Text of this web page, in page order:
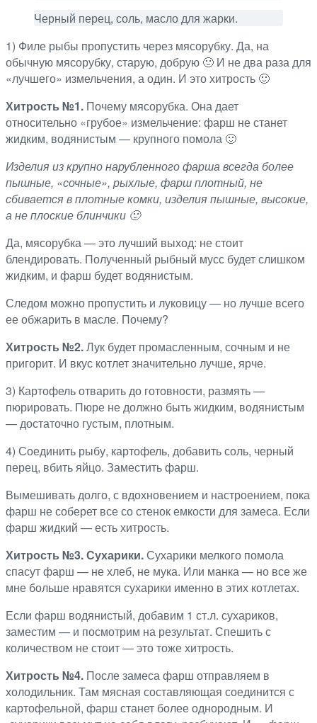
Черный перец, соль, масло для жарки.
1) Филе рыбы пропустить через мясорубку. Да, на
обычную мясорубку, старую, добрую 🙂 И не два раза для
«лучшего» измельчения, а один. И это хитрость 🙂
Хитрость №1. Почему мясорубка. Она дает
относительно «грубое» измельчение: фарш не станет
жидким, водянистым — крупного помола 🙂
Изделия из крупно нарубленного фарша всегда более
пышные, «сочные», рыхлые, фарш плотный, не
сбивается в плотные комки, изделия пышные, высокие,
а не плоские блинчики 🙂
Да, мясорубка — это лучший выход: не стоит
блендировать. Полученный рыбный мусс будет слишком
жидким, и фарш будет водянистым.
Следом можно пропустить и луковицу — но лучше всего
ее обжарить в масле. Почему?
Хитрость №2.Лук будет промасленным, сочным и не
пригорит. И вкус котлет значительно лучше, ярче.
3) Картофель отварить до готовности, размять —
пюрировать. Пюре не должно быть жидким, водянистым
— достаточно густым, плотным.
4) Соединить рыбу, картофель, добавить соль, черный
перец, вбить яйцо. Заместить фарш.
Вымешивать долго, с вдохновением и настроением, пока
фарш не соберет все со стенок емкости для замеса. Если
фарш жидкий — есть хитрость.
Хитрость №3. Сухарики.Сухарики мелкого помола
спасут фарш — не хлеб, не мука. Или манка — но все же
мне больше нравятся сухарики именно в этих котлетах.
Если фарш водянистый, добавим 1 ст.л. сухариков,
заместим — и посмотрим на результат. Спешить с
количеством не стоит — это тоже хитрость.
Хитрость №4. После замеса фарш отправляем в
холодильник. Там мясная составляющая соединится с
картофельной, фарш станет более однородным. И